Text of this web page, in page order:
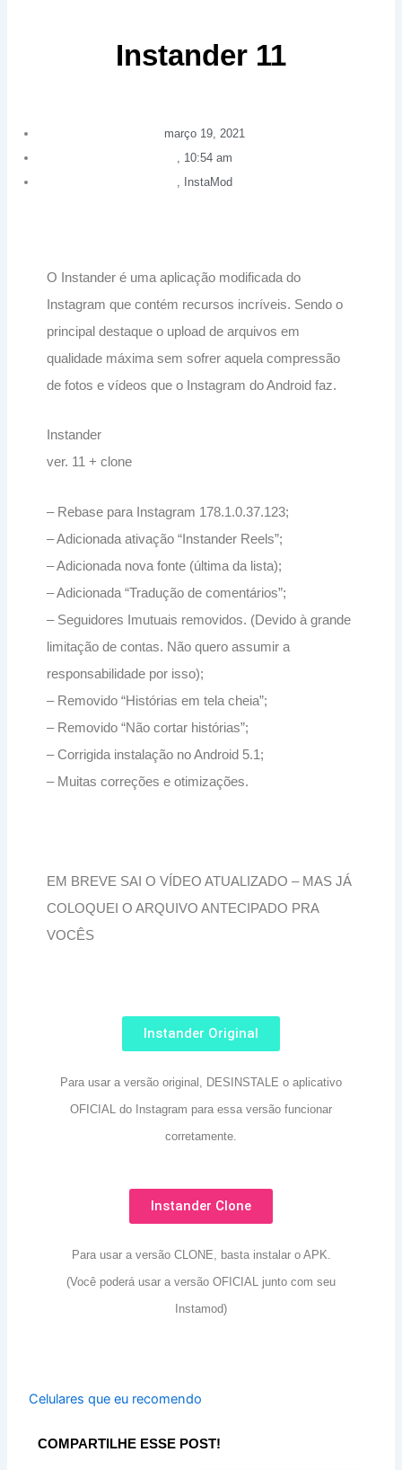
Instander 11
março 19, 2021
, 10:54 am
,
InstaMod
O Instander é uma aplicação modificada do
Instagram que contém recursos incríveis. Sendo o
principal destaque o upload de arquivos em
qualidade máxima sem sofrer aquela compressão
de fotos e vídeos que o Instagram do Android faz.
Instander
ver. 11 + clone
– Rebase para Instagram 178.1.0.37.123;
– Adicionada ativação “Instander Reels”;
– Adicionada nova fonte (última da lista);
– Adicionada “Tradução de comentários”;
– Seguidores Imutuais removidos. (Devido à grande
limitação de contas. Não quero assumir a
responsabilidade por isso);
– Removido “Histórias em tela cheia”;
– Removido “Não cortar histórias”;
– Corrigida instalação no Android 5.1;
– Muitas correções e otimizações.
EM BREVE SAI O VÍDEO ATUALIZADO – MAS JÁ
COLOQUEI O ARQUIVO ANTECIPADO PRA
VOCÊS
Instander Original
Para usar a versão original, DESINSTALE o aplicativo
OFICIAL do Instagram para essa versão funcionar
corretamente.
Instander Clone
Para usar a versão CLONE, basta instalar o APK.
(Você poderá usar a versão OFICIAL junto com seu
Instamod)
Celulares que eu recomendo
COMPARTILHE ESSE POST!